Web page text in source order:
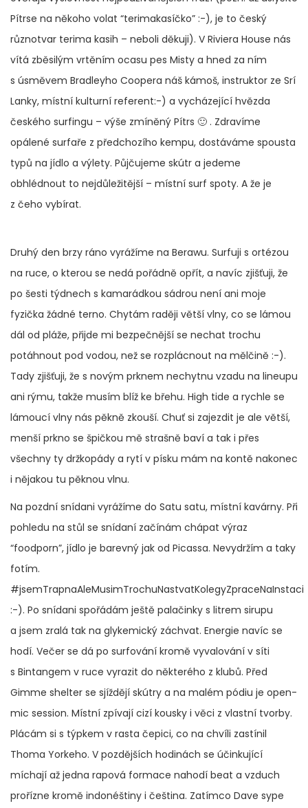
Pítrse na někoho volat “terimakasíčko” :-), je to český
různotvar terima kasih – neboli děkuji). V Riviera House nás
vítá zběsilým vrtěním ocasu pes Misty a hned za ním
s úsměvem Bradleyho Coopera náš kámoš, instruktor ze Srí
Lanky, místní kulturní referent:-) a vycházející hvězda
českého surfingu – výše zmíněný Pítrs 🙂 . Zdravíme
opálené surfaře z předchozího kempu, dostáváme spousta
typů na jídlo a výlety. Půjčujeme skútr a jedeme
obhlédnout to nejdůležitější – místní surf spoty. A že je
z čeho vybírat.
Druhý den brzy ráno vyrážíme na Berawu. Surfuji s ortézou
na ruce, o kterou se nedá pořádně opřít, a navíc zjišťuji, že
po šesti týdnech s kamarádkou sádrou není ani moje
fyzička žádné terno. Chytám raději větší vlny, co se lámou
dál od pláže, přijde mi bezpečnější se nechat trochu
potáhnout pod vodou, než se rozplácnout na mělčině :-).
Tady zjišťuji, že s novým prknem nechytnu vzadu na lineupu
ani rýmu, takže musím blíž ke břehu. High tide a rychle se
lámoucí vlny nás pěkně zkouší. Chuť si zajezdit je ale větší,
menší prkno se špičkou mě strašně baví a tak i přes
všechny ty držkopády a rytí v písku mám na kontě nakonec
i nějakou tu pěknou vlnu.
Na pozdní snídani vyrážíme do Satu satu, místní kavárny. Při
pohledu na stůl se snídaní začínám chápat výraz
“foodporn”, jídlo je barevný jak od Picassa. Nevydržím a taky
fotím.
#jsemTrapnaAleMusimTrochuNastvatKolegyZpraceNaInstaci
:-). Po snídani spořádám ještě palačinky s litrem sirupu
a jsem zralá tak na glykemický záchvat. Energie navíc se
hodí. Večer se dá po surfování kromě vyvalování v síti
s Bintangem v ruce vyrazit do některého z klubů. Před
Gimme shelter se sjíždějí skútry a na malém pódiu je open-
mic session. Místní zpívají cizí kousky i věci z vlastní tvorby.
Plácám si s týpkem v rasta čepici, co na chvíli zastínil
Thoma Yorkeho. V pozdějších hodinách se účinkující
míchají až jedna rapová formace nahodí beat a vzduch
prořízne kromě indonéštiny i čeština. Zatímco Dave sype